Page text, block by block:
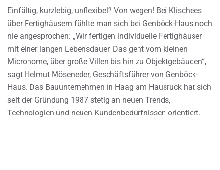
Einfältig, kurzlebig, unflexibel? Von wegen! Bei Klischees
über Fertighäusern fühlte man sich bei Genböck-Haus noch
nie angesprochen: „Wir fertigen individuelle Fertighäuser
mit einer langen Lebensdauer. Das geht vom kleinen
Microhome, über große Villen bis hin zu Objektgebäuden“,
sagt Helmut Möseneder, Geschäftsführer von Genböck-
Haus. Das Bauunternehmen in Haag am Hausruck hat sich
seit der Gründung 1987 stetig an neuen Trends,
Technologien und neuen Kundenbedürfnissen orientiert.